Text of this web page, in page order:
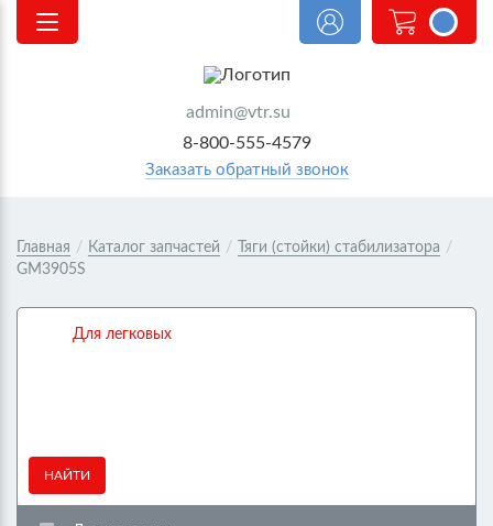
admin@vtr.su
8-800-555-4579
Заказать обратный звонок
<@
order.count
|| 0 @>
Главная / Каталог запчастей / Тяги (стойки) стабилизатора /
GM3905S
Для легковых
НАЙТИ